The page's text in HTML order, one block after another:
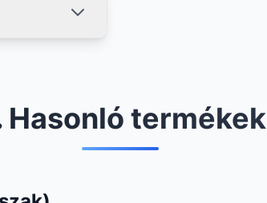
Hasonló termékek